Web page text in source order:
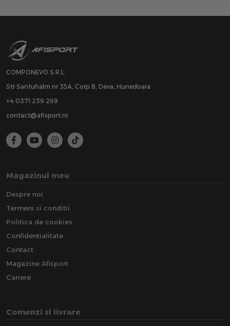
COMPONEVO S.R.L.
Str Santuhalm nr 35A, Corp B, Deva, Hunedoara
+4 0371 239 269
contact@afisport.ro
Magazinul meu
Despre noi
Termeni si conditii
Politica de cookies
Confidentialitate
Contact
Magazine Afisport
Cariere
Comenzi si livrare